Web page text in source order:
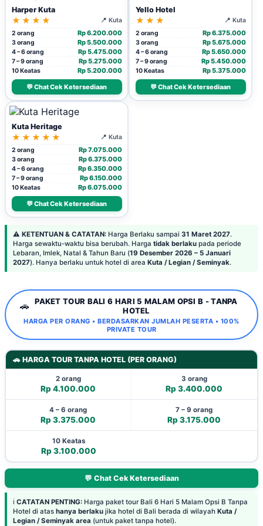
Harper Kuta
★★★★
📍 Kuta
2 orang
Rp 6.200.000
3 orang Rp 5.500.000
4 – 6 orang Rp 5.475.000
7 – 9 orang Rp 5.275.000
10 Keatas
Rp 5.200.000
💬 Chat Cek Ketersediaan
Yello Hotel
★★★
📍 Kuta
2 orang
Rp 6.375.000
3 orang Rp 5.675.000
4 – 6 orang Rp 5.650.000
7 – 9 orang Rp 5.450.000
10 Keatas
Rp 5.375.000
💬 Chat Cek Ketersediaan
Kuta Heritage
★★★★★
📍 Kuta
2 orang
Rp 7.075.000
3 orang Rp 6.375.000
4 – 6 orang Rp 6.350.000
7 – 9 orang Rp 6.150.000
10 Keatas
Rp 6.075.000
💬 Chat Cek Ketersediaan
⚠️ KETENTUAN & CATATAN: Harga Berlaku sampai 31 Maret 2027.
Harga sewaktu-waktu bisa berubah. Harga tidak berlaku pada periode
Lebaran, Imlek, Natal & Tahun Baru (19 Desember 2026 – 5 Januari
2027). Hanya berlaku untuk hotel di area Kuta / Legian / Seminyak.
🚗
PAKET TOUR BALI 6 HARI 5 MALAM OPSI B - TANPA
HOTEL
HARGA PER ORANG • BERDASARKAN JUMLAH PESERTA • 100%
PRIVATE TOUR
🚗 HARGA TOUR TANPA HOTEL (PER ORANG)
2 orang
Rp 4.100.000
3 orang
Rp 3.400.000
4 – 6 orang
Rp 3.375.000
7 – 9 orang
Rp 3.175.000
10 Keatas
Rp 3.100.000
💬 Chat Cek Ketersediaan
ℹ️ CATATAN PENTING: Harga paket tour Bali 6 Hari 5 Malam Opsi B Tanpa
Hotel di atas hanya berlaku jika hotel di Bali berada di wilayah Kuta /
Legian / Seminyak area (untuk paket tanpa hotel).